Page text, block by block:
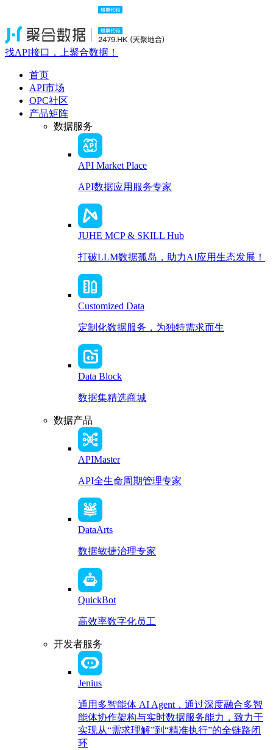
找API接口，上聚合数据！
首页
API市场
OPC社区
产品矩阵
数据服务
API Market Place
API数据应用服务专家
JUHE MCP & SKILL Hub
打破LLM数据孤岛，助力AI应用生态发展！
Customized Data
定制化数据服务，为独特需求而生
Data Block
数据集精选商城
数据产品
APIMaster
API全生命周期管理专家
DataArts
数据敏捷治理专家
QuickBot
高效率数字化员工
开发者服务
Jenius
通用多智能体 AI Agent，通过深度融合多智
能体协作架构与实时数据服务能力，致力于
实现从“需求理解”到“精准执行”的全链路闭
环